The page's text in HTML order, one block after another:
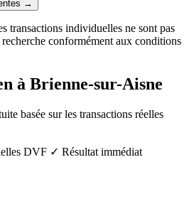
→
transactions individuelles ne sont pas
conformément aux conditions
à Brienne-sur-Aisne
basée sur les transactions réelles
DVF ✓ Résultat immédiat